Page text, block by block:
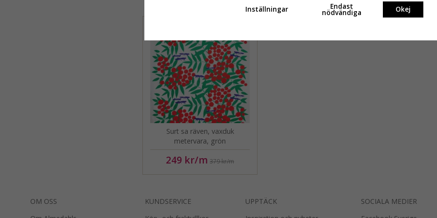
Surt sa räven, vaxduk
metervara, grön
249 kr/m 379 kr/m
OM OSS
KUNDSERVICE
UPPTÄCK
SOCIALA MEDIER
Inställningar Endast
nödvändiga Okej